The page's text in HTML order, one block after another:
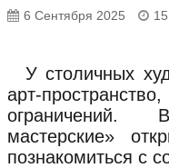
6 Сентября 2025
У столичных
арт-
мастерские»
познакомиться с